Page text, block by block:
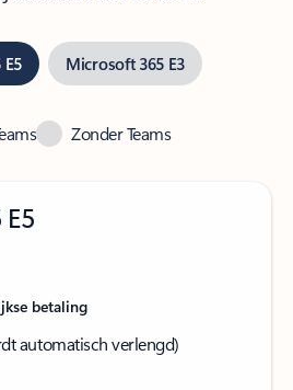
Microsoft 365 E3
Zonder Teams
betaling
automatisch verlengd)